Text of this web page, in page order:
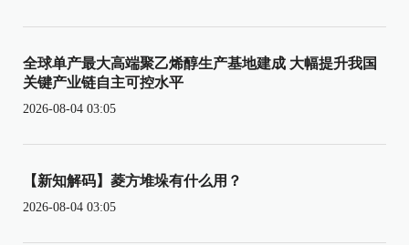
全球单产最大高端聚乙烯醇生产基地建成 大幅提升我国
关键产业链自主可控水平
2026-08-04 03:05
【新知解码】菱方堆垛有什么用？
2026-08-04 03:05